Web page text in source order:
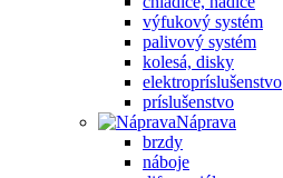
výfukový systém
palivový systém
kolesá, disky
elektropríslušenstvo
príslušenstvo
Náprava
brzdy
náboje